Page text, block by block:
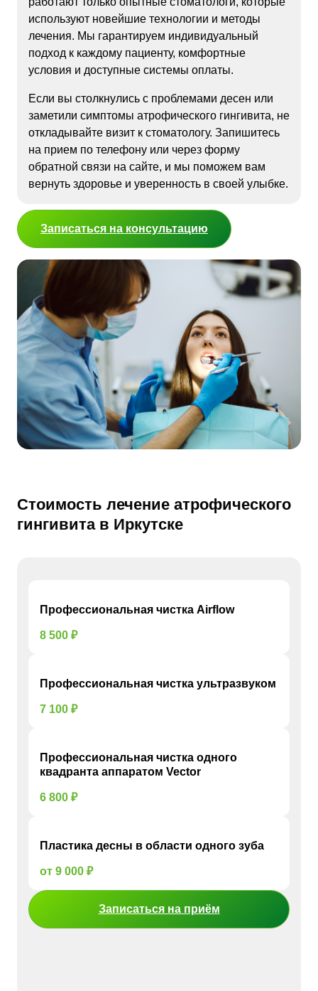
используют новейшие технологии и методы
лечения. Мы гарантируем индивидуальный
подход к каждому пациенту, комфортные
условия и доступные системы оплаты.
Если вы столкнулись с проблемами десен или
заметили симптомы атрофического гингивита, не
откладывайте визит к стоматологу. Запишитесь
на прием по телефону или через форму
обратной связи на сайте, и мы поможем вам
вернуть здоровье и уверенность в своей улыбке.
Записаться на консультацию
Стоимость лечение атрофического
гингивита в Иркутске
Профессиональная чистка Airflow
8 500 ₽
Профессиональная чистка ультразвуком
7 100 ₽
Профессиональная чистка одного
квадранта аппаратом Vector
6 800 ₽
Пластика десны в области одного зуба
от 9 000 ₽
Записаться на приём